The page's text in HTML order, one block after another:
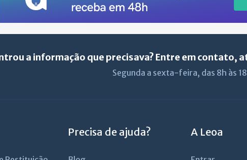
a informação que precisava? Entre em contato,
Segunda a sexta-feira, das 8h às
Precisa de ajuda? A Leoa